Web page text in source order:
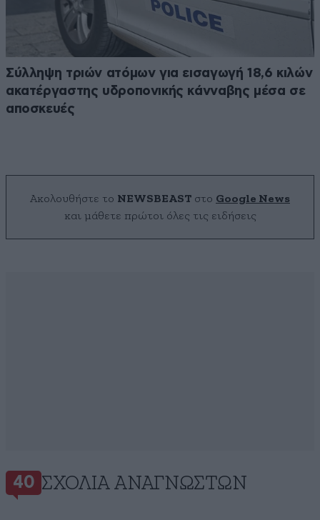
Σύλληψη τριών ατόμων για εισαγωγή 18,6 κιλών
ακατέργαστης υδροπονικής κάνναβης μέσα σε
αποσκευές
Ακολουθήστε το NEWSBEAST στο Google News
και μάθετε πρώτοι όλες τις ειδήσεις
40 ΣΧΌΛΙΑ ΑΝΑΓΝΩΣΤΏΝ